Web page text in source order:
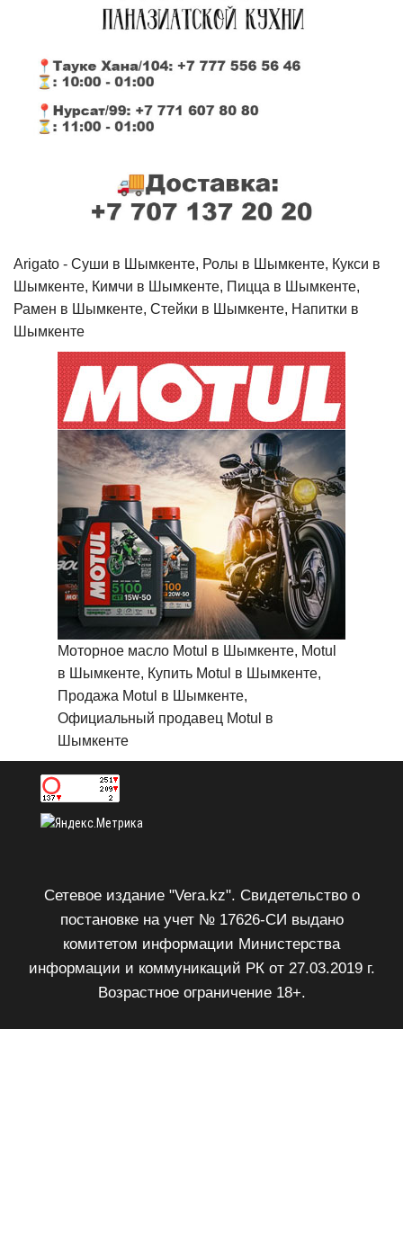
Arigato - Cуши в Шымкенте, Ролы в Шымкенте, Кукси в
Шымкенте, Кимчи в Шымкенте, Пицца в Шымкенте,
Рамен в Шымкенте, Стейки в Шымкенте, Напитки в
Шымкенте
Моторное масло Motul в Шымкенте, Motul
в Шымкенте, Купить Motul в Шымкенте,
Продажа Motul в Шымкенте,
Официальный продавец Motul в
Шымкенте
Сетевое издание "Vera.kz". Свидетельство о
постановке на учет № 17626-СИ выдано
комитетом информации Министерства
информации и коммуникаций РК от 27.03.2019 г.
Возрастное ограничение 18+.